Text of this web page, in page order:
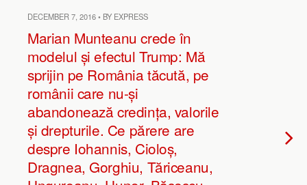
DECEMBER 7, 2016 • BY EXPRESS
Marian Munteanu crede în
modelul și efectul Trump: Mă
sprijin pe România tăcută, pe
românii care nu-și
abandonează credința, valorile
și drepturile. Ce părere are
despre Iohannis, Cioloș,
Dragnea, Gorghiu, Tăriceanu,